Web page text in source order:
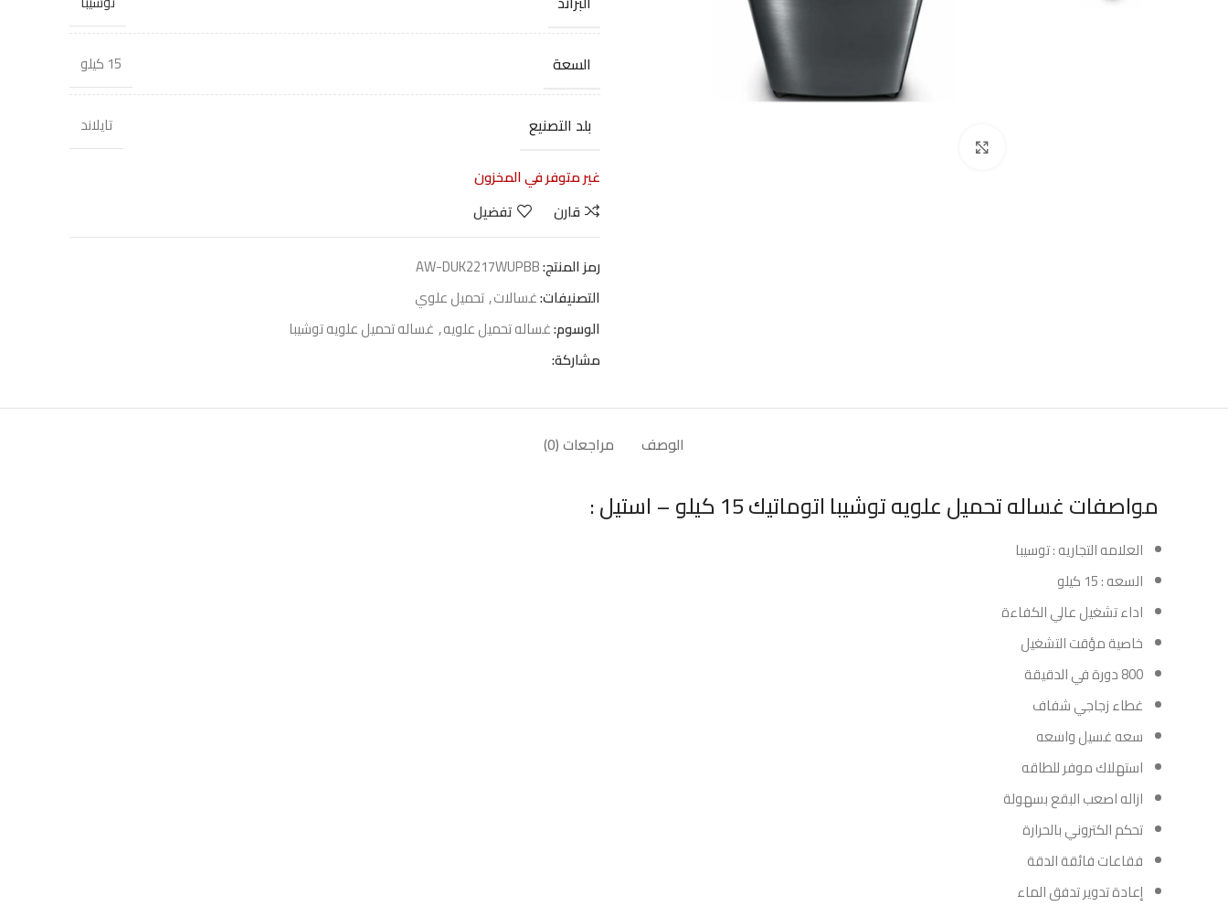
السعة 15 كيلو
بلد التصنيع
تايلاند
غير متوفر في المخزون
قارن
تفضيل
رمز المنتج:AW-DUK2217WUPBB
التصنيفات:غسالات,تحميل علوي
الوسوم:غساله تحميل علويه, غساله تحميل علويه توشيبا
مشاركة:
الوصف مراجعات (0)
مواصفات غساله تحميل علويه توشيبا اتوماتيك 15 كيلو – استيل :
العلامه التجاريه : توسيبا
السعه : 15 كيلو
اداء تشغيل عالي الكفاءة
خاصية مؤقت التشغيل
800 دورة في الدقيقة
غطاء زجاجي شفاف
سعه غسيل واسعه
استهلاك موفر للطاقه
ازاله اصعب البقع بسهولة
تحكم الكتروني بالحرارة
فقاعات فائقة الدقة
إعادة تدوير تدفق الماء